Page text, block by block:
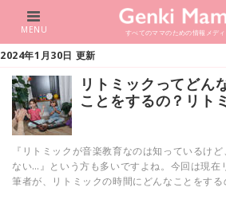
すべてのママのための情報メデ
MENU
2024年1月30日 更新
リトミックってどん
ことをするの？リト
『リトミックが音楽教育なのは知っているけ
ない…』という方も多いですよね。今回は現在
筆者が、リトミックの時間にどんなことをする